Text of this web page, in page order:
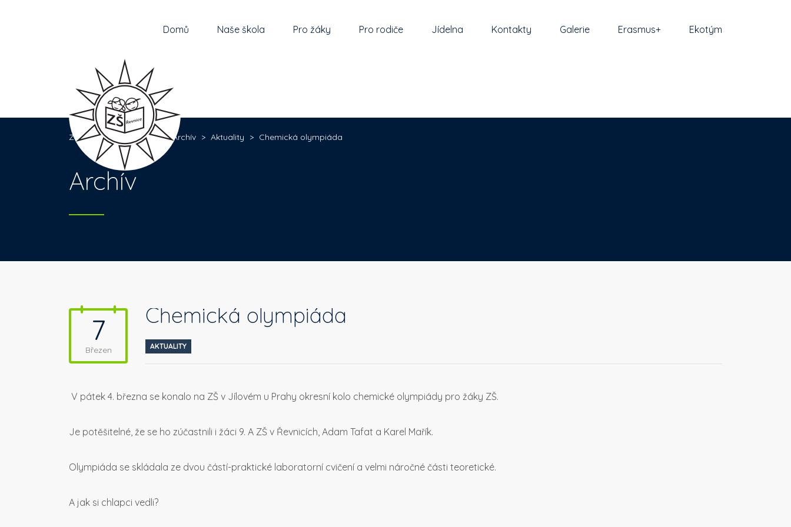
Domů Naše škola Pro žáky Pro rodiče Jídelna Kontakty Galerie Erasmus+ Ekotým
Základní škola Řevnice > Archív > Aktuality > Chemická olympiáda
Archív
7
Březen
Chemická olympiáda
AKTUALITY
V pátek 4. března se konalo na ZŠ v Jílovém u Prahy okresní kolo chemické olympiády pro žáky ZŠ.
Je potěšitelné, že se ho zúčastnili i žáci 9. A ZŠ v Řevnicích, Adam Tafat a Karel Mařík.
Olympiáda se skládala ze dvou částí-praktické laboratorní cvičení a velmi náročné části teoretické.
A jak si chlapci vedli?